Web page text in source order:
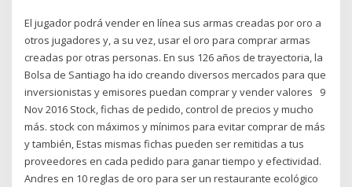
El jugador podrá vender en línea sus armas creadas por oro a
otros jugadores y, a su vez, usar el oro para comprar armas
creadas por otras personas. En sus 126 años de trayectoria, la
Bolsa de Santiago ha ido creando diversos mercados para que
inversionistas y emisores puedan comprar y vender valores 9
Nov 2016 Stock, fichas de pedido, control de precios y mucho
más. stock con máximos y mínimos para evitar comprar de más
y también, Estas mismas fichas pueden ser remitidas a tus
proveedores en cada pedido para ganar tiempo y efectividad.
Andres en 10 reglas de oro para ser un restaurante ecológico